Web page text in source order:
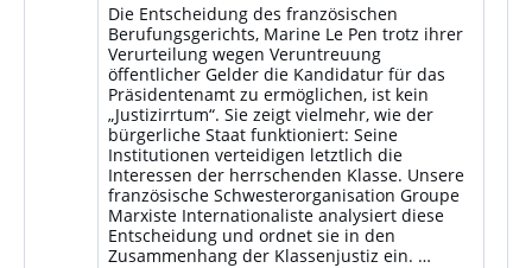
Die Entscheidung des französischen
Berufungsgerichts, Marine Le Pen trotz ihrer
Verurteilung wegen Veruntreuung
öffentlicher Gelder die Kandidatur für das
Präsidentenamt zu ermöglichen, ist kein
„Justizirrtum“. Sie zeigt vielmehr, wie der
bürgerliche Staat funktioniert: Seine
Institutionen verteidigen letztlich die
Interessen der herrschenden Klasse. Unsere
französische Schwesterorganisation Groupe
Marxiste Internationaliste analysiert diese
Entscheidung und ordnet sie in den
Zusammenhang der Klassenjustiz ein. …